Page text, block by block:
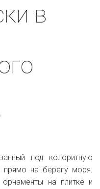
в
под колоритную
прямо на берегу моря.
на плитке и